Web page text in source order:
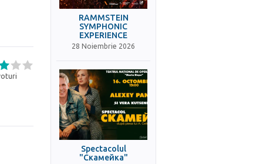
RAMMSTEIN
SYMPHONIC
EXPERIENCE
28 Noiembrie 2026
Spectacolul
"Скамейка"